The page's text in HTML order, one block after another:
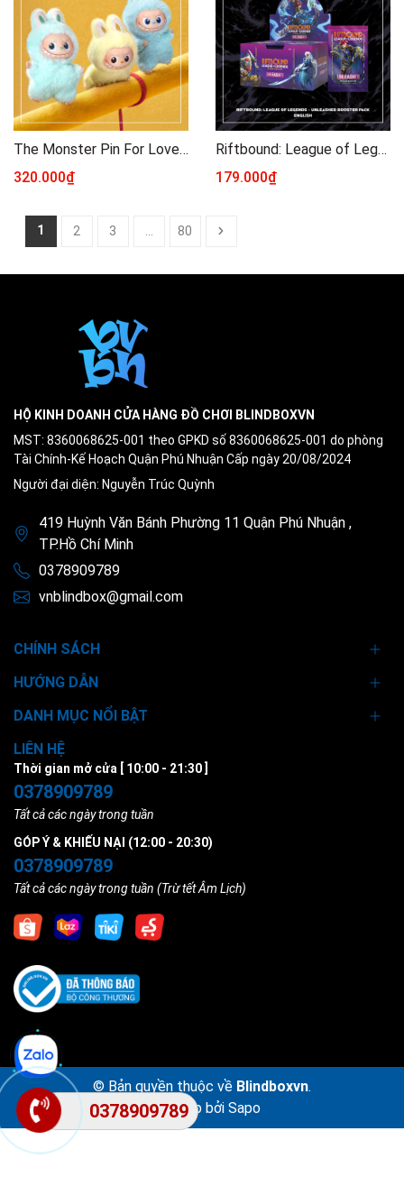
The Monster Pin For Love N - Z
320.000₫
Riftbound: League of Legends - Unleashed Booster Pack - English
179.000₫
1 2 3 80
HỘ KINH DOANH CỬA HÀNG ĐỒ CHƠI BLINDBOXVN
MST: 8360068625-001 theo GPKD số 8360068625-001 do phòng
Tài Chính-Kế Hoạch Quận Phú Nhuận Cấp ngày 20/08/2024
Người đại diện: Nguyễn Trúc Quỳnh
419 Huỳnh Văn Bánh Phường 11 Quận Phú Nhuận ,
TP.Hồ Chí Minh
0378909789
vnblindbox@gmail.com
CHÍNH SÁCH
HƯỚNG DẪN
DANH MỤC NỔI BẬT
LIÊN HỆ
Thời gian mở cửa [ 10:00 - 21:30 ]
0378909789
Tất cả các ngày trong tuần
GÓP Ý & KHIẾU NẠI (12:00 - 20:30)
0378909789
Tất cả các ngày trong tuần (Trừ tết Âm Lịch)
© Bản quyền thuộc về Blindboxvn.
Cung cấp bởi Sapo
0378909789